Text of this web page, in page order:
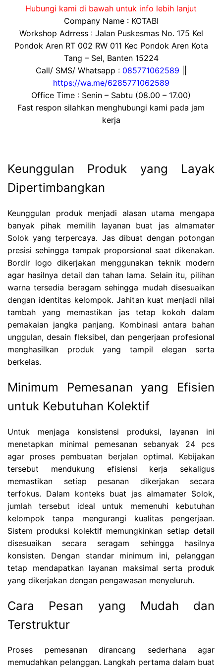
Hubungi kami di bawah untuk info lebih lanjut
Company Name : KOTABI
Workshop Adrress : Jalan Puskesmas No. 175 Kel
Pondok Aren RT 002 RW 011 Kec Pondok Aren Kota
Tang – Sel, Banten 15224
Call/ SMS/ Whatsapp : 085771062589
https://wa.me/6285771062589
Office Time : Senin – Sabtu (08.00 – 17.00)
Fast respon silahkan menghubungi kami pada jam
kerja
Keunggulan Produk yang Layak
Dipertimbangkan
Keunggulan produk menjadi alasan utama mengapa
banyak pihak memilih layanan buat jas almamater
Solok yang terpercaya. Jas dibuat dengan potongan
presisi sehingga tampak proporsional saat dikenakan.
Bordir logo dikerjakan menggunakan teknik modern
agar hasilnya detail dan tahan lama. Selain itu, pilihan
warna tersedia beragam sehingga mudah disesuaikan
dengan identitas kelompok. Jahitan kuat menjadi nilai
tambah yang memastikan jas tetap kokoh dalam
pemakaian jangka panjang. Kombinasi antara bahan
unggulan, desain fleksibel, dan pengerjaan profesional
menghasilkan produk yang tampil elegan serta
berkelas.
Minimum Pemesanan yang Efisien
untuk Kebutuhan Kolektif
Untuk menjaga konsistensi produksi, layanan ini
menetapkan minimal pemesanan sebanyak 24 pcs
agar proses pembuatan berjalan optimal. Kebijakan
tersebut mendukung efisiensi kerja sekaligus
memastikan setiap pesanan dikerjakan secara
terfokus. Dalam konteks buat jas almamater Solok,
jumlah tersebut ideal untuk memenuhi kebutuhan
kelompok tanpa mengurangi kualitas pengerjaan.
Sistem produksi kolektif memungkinkan setiap detail
disesuaikan secara seragam sehingga hasilnya
konsisten. Dengan standar minimum ini, pelanggan
tetap mendapatkan layanan maksimal serta produk
yang dikerjakan dengan pengawasan menyeluruh.
Cara Pesan yang Mudah dan
Terstruktur
Proses pemesanan dirancang sederhana agar
memudahkan pelanggan. Langkah pertama dalam buat